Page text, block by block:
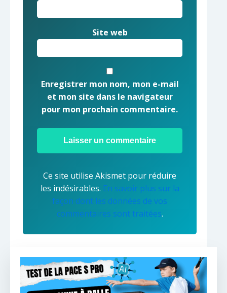
Site web
Enregistrer mon nom, mon e-mail
et mon site dans le navigateur
pour mon prochain commentaire.
Ce site utilise Akismet pour réduire
les indésirables. En savoir plus sur la
façon dont les données de vos
commentaires sont traitées.